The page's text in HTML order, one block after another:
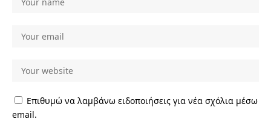
Επιθυμώ να λαμβάνω ειδοποιήσεις για νέα σχόλια μέσω
email.